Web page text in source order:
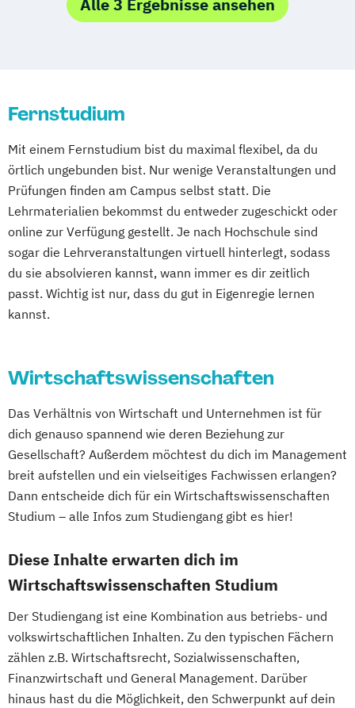
Studienzentrum Hamburg Logistik-Bachelor
Controllingbetriebswirt /in (IWW)
Volkswirtschaft
Fernstudium
Mit einem Fernstudium bist du maximal flexibel, da du
örtlich ungebunden bist. Nur wenige Veranstaltungen und
Prüfungen finden am Campus selbst statt. Die
Lehrmaterialien bekommst du entweder zugeschickt oder
online zur Verfügung gestellt. Je nach Hochschule sind
sogar die Lehrveranstaltungen virtuell hinterlegt, sodass
du sie absolvieren kannst, wann immer es dir zeitlich
passt. Wichtig ist nur, dass du gut in Eigenregie lernen
kannst.
Wirtschaftswissenschaften
Das Verhältnis von Wirtschaft und Unternehmen ist für
dich genauso spannend wie deren Beziehung zur
Gesellschaft? Außerdem möchtest du dich im Management
breit aufstellen und ein vielseitiges Fachwissen erlangen?
Dann entscheide dich für ein Wirtschaftswissenschaften
Studium – alle Infos zum Studiengang gibt es hier!
Diese Inhalte erwarten dich im
Wirtschaftswissenschaften Studium
Der Studiengang ist eine Kombination aus betriebs- und
volkswirtschaftlichen Inhalten. Zu den typischen Fächern
zählen z.B. Wirtschaftsrecht, Sozialwissenschaften,
Finanzwirtschaft und General Management. Darüber
hinaus hast du die Möglichkeit, den Schwerpunkt auf dein